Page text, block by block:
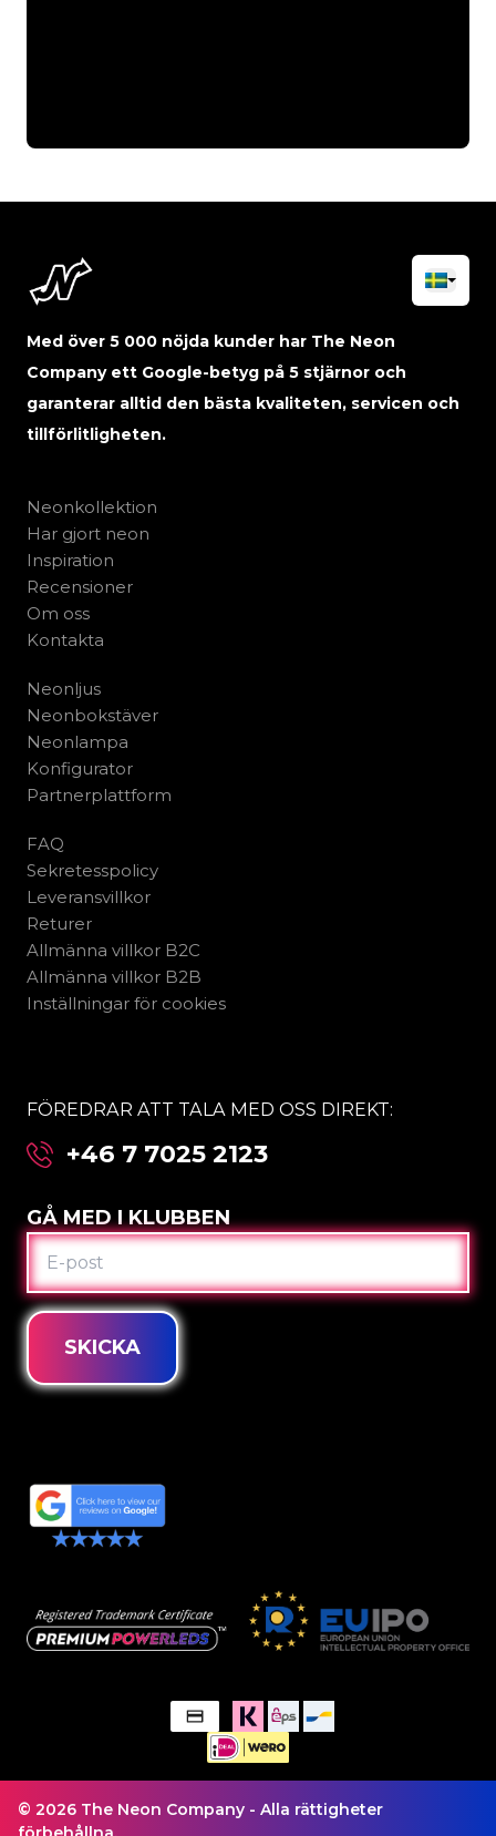
Med över 5 000 nöjda kunder har The Neon
Company ett Google-betyg på 5 stjärnor och
garanterar alltid den bästa kvaliteten, servicen och
tillförlitligheten.
Neonkollektion
Har gjort neon
Inspiration
Recensioner
Om oss
Kontakta
Neonljus
Neonbokstäver
Neonlampa
Konfigurator
Partnerplattform
FAQ
Sekretesspolicy
Leveransvillkor
Returer
Allmänna villkor B2C
Allmänna villkor B2B
Inställningar för cookies
FÖREDRAR ATT TALA MED OSS DIREKT:
+46 7 7025 2123
GÅ MED I KLUBBEN
E-
POST
SKICKA
© 2026 The Neon Company - Alla rättigheter